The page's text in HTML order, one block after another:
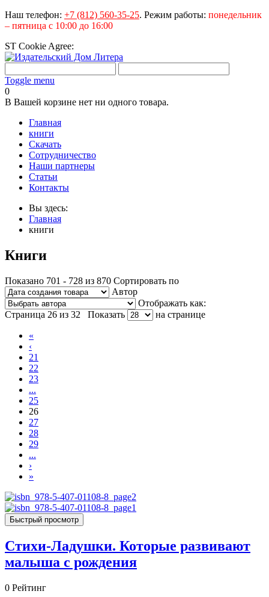
Наш телефон: +7 (812) 560-35-25. Режим работы: понедельник
– пятница с 10:00 до 16:00
ST Cookie Agree:
Toggle menu
0
В Вашей корзине нет ни одного товара.
Главная
книги
Скачать
Сотрудничество
Наши партнеры
Статьи
Контакты
Вы здесь:
Главная
книги
Книги
Показано 701 - 728 из 870 Сортировать по
Автор
Отображать как:
Страница 26 из 32
Показать на странице
«
‹
21
22
23
...
25
26
27
28
29
...
›
»
Быстрый просмотр
Стихи-Ладушки. Которые развивают
малыша с рождения
0 Рейтинг